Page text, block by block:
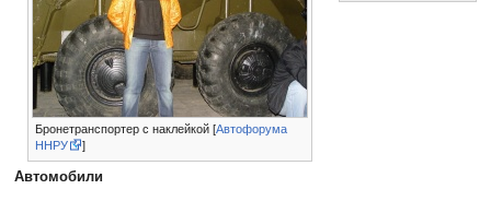
Бронетранспортер с наклейкой [Автофорума
ННРУ
]
Автомобили